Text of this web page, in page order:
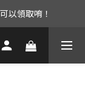
！
以領取唷！
！